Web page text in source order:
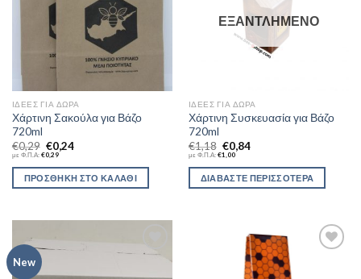
ΙΔΈΕΣ ΓΙΑ ΔΏΡΑ
Χάρτινη Σακούλα για Βάζο
720ml
€0,29 €0,24
με Φ.Π.Α: €0,29
ΠΡΟΣΘΉΚΗ ΣΤΟ ΚΑΛΆΘΙ
ΕΞΑΝΤΛΗΜΈΝΟ
ΙΔΈΕΣ ΓΙΑ ΔΏΡΑ
Χάρτινη Συσκευασία για Βάζο
720ml
€1,18 €0,84
με Φ.Π.Α: €1,00
ΔΙΑΒΆΣΤΕ ΠΕΡΙΣΣΌΤΕΡΑ
New